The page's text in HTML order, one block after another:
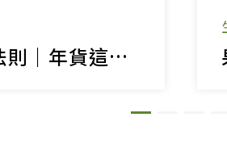
零嘴挑選 3 大法則｜年貨這樣買，安心跟着來